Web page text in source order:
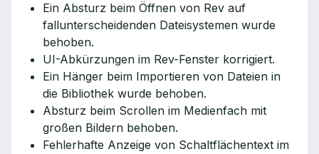
Ein Absturz beim Öffnen von Rev auf
fallunterscheidenden Dateisystemen wurde
behoben.
UI-Abkürzungen im Rev-Fenster korrigiert.
Ein Hänger beim Importieren von Dateien in
die Bibliothek wurde behoben.
Absturz beim Scrollen im Medienfach mit
großen Bildern behoben.
Fehlerhafte Anzeige von Schaltflächentext im